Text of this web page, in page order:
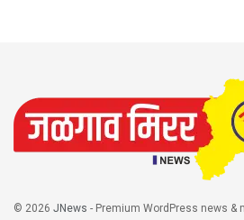
© 2026 JNews - Premium WordPress news &